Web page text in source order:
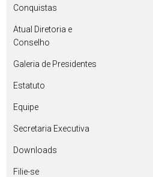
Conquistas
Atual Diretoria e
Conselho
Galeria de Presidentes
Estatuto
Equipe
Secretaria Executiva
Downloads
Filie-se